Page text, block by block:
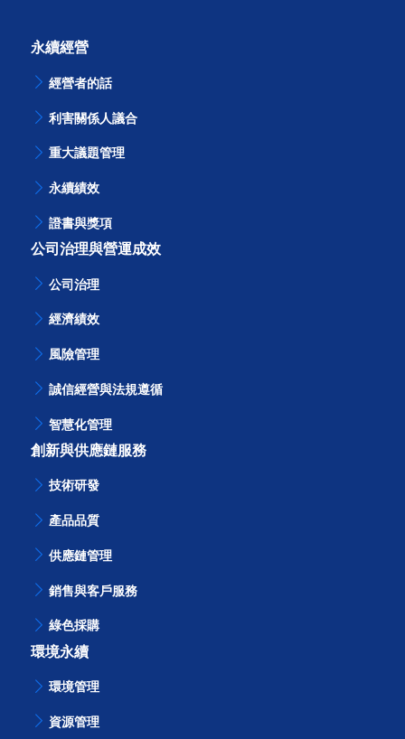
永續經營
經營者的話
利害關係人議合
重大議題管理
永續績效
證書與獎項
公司治理與營運成效
公司治理
經濟績效
風險管理
誠信經營與法規遵循
智慧化管理
創新與供應鏈服務
技術研發
產品品質
供應鏈管理
銷售與客戶服務
綠色採購
環境永續
環境管理
資源管理